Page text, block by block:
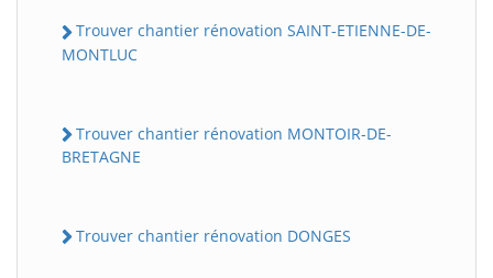
Trouver chantier rénovation SAINT-ETIENNE-DE-
MONTLUC
Trouver chantier rénovation MONTOIR-DE-
BRETAGNE
Trouver chantier rénovation DONGES